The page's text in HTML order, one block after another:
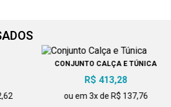
CONJUNTO CALÇA E TÚNICA
R$ 413,28
ou em 3x de R$ 137,76